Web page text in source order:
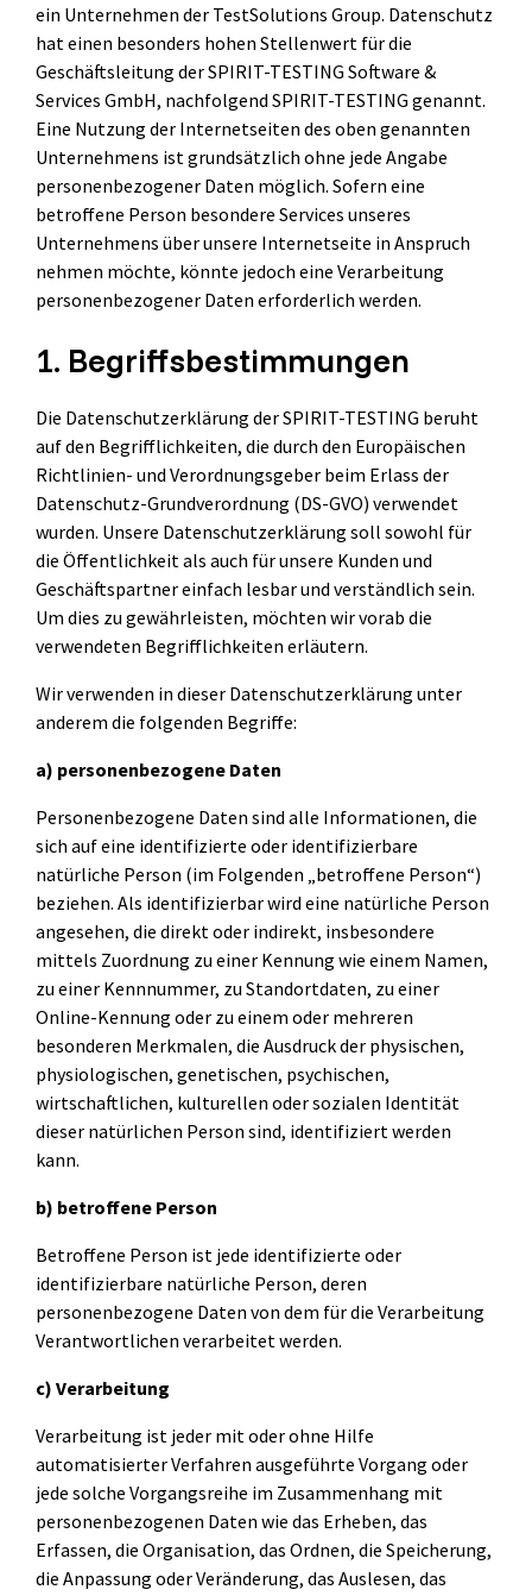
ISTQB Add-On Practical Tester
AI Essentials
AI Foundation
Digital Accessibility
Software Development Engineer in Test
Security Essentials
Xray - Testmanagement für Jira
Xray Essentials
Xray für Power User
Xray für Administratoren
TestSolutions Originals
Grundlagen des Softwaretestens
Grundlagen der Testautomatisierung
Grundlagen AI Testing
Testverfahren für den Softwaretest
Grundlagen IT-Sicherheitstests
ein Unternehmen der TestSolutions Group. Datenschutz
hat einen besonders hohen Stellenwert für die
Geschäftsleitung der SPIRIT-TESTING Software &
Services GmbH, nachfolgend SPIRIT-TESTING genannt.
Eine Nutzung der Internetseiten des oben genannten
Unternehmens ist grundsätzlich ohne jede Angabe
personenbezogener Daten möglich. Sofern eine
betroffene Person besondere Services unseres
Unternehmens über unsere Internetseite in Anspruch
nehmen möchte, könnte jedoch eine Verarbeitung
personenbezogener Daten erforderlich werden.
1. Begriffsbestimmungen
Die Datenschutzerklärung der SPIRIT-TESTING beruht
auf den Begrifflichkeiten, die durch den Europäischen
Richtlinien- und Verordnungsgeber beim Erlass der
Datenschutz-Grundverordnung (DS-GVO) verwendet
wurden. Unsere Datenschutzerklärung soll sowohl für
die Öffentlichkeit als auch für unsere Kunden und
Geschäftspartner einfach lesbar und verständlich sein.
Um dies zu gewährleisten, möchten wir vorab die
verwendeten Begrifflichkeiten erläutern.
Wir verwenden in dieser Datenschutzerklärung unter
anderem die folgenden Begriffe:
a) personenbezogene Daten
Personenbezogene Daten sind alle Informationen, die
sich auf eine identifizierte oder identifizierbare
natürliche Person (im Folgenden „betroffene Person“)
beziehen. Als identifizierbar wird eine natürliche Person
angesehen, die direkt oder indirekt, insbesondere
mittels Zuordnung zu einer Kennung wie einem Namen,
zu einer Kennnummer, zu Standortdaten, zu einer
Online-Kennung oder zu einem oder mehreren
besonderen Merkmalen, die Ausdruck der physischen,
physiologischen, genetischen, psychischen,
wirtschaftlichen, kulturellen oder sozialen Identität
dieser natürlichen Person sind, identifiziert werden
kann.
b) betroffene Person
Betroffene Person ist jede identifizierte oder
identifizierbare natürliche Person, deren
personenbezogene Daten von dem für die Verarbeitung
Verantwortlichen verarbeitet werden.
c) Verarbeitung
Verarbeitung ist jeder mit oder ohne Hilfe
automatisierter Verfahren ausgeführte Vorgang oder
jede solche Vorgangsreihe im Zusammenhang mit
personenbezogenen Daten wie das Erheben, das
Erfassen, die Organisation, das Ordnen, die Speicherung,
die Anpassung oder Veränderung, das Auslesen, das